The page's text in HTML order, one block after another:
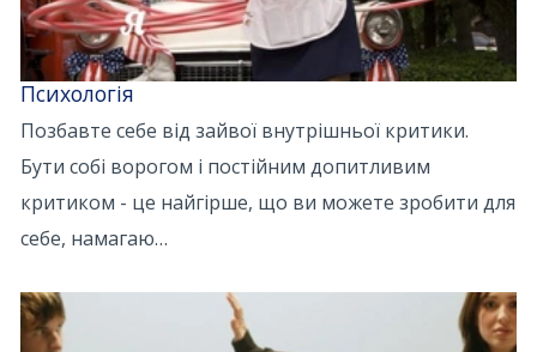
Психологія
Позбавте себе від зайвої внутрішньої критики.
Бути собі ворогом і постійним допитливим
критиком - це найгірше, що ви можете зробити для
себе, намагаю…